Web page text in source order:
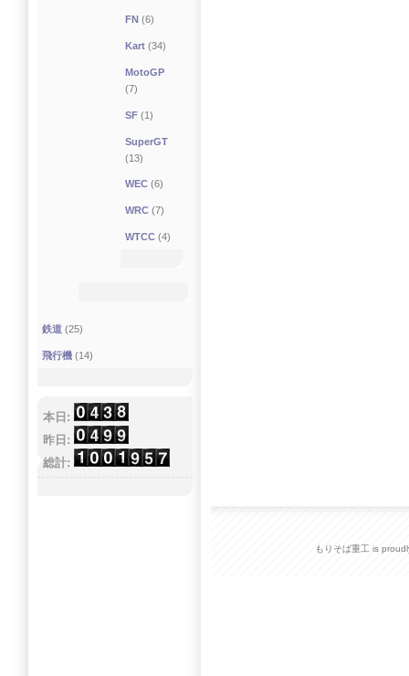
FN (6)
Kart (34)
MotoGP
(7)
SF (1)
SuperGT
(13)
WEC (6)
WRC (7)
WTCC (4)
鉄道 (25)
飛行機 (14)
本日:
昨日:
総計:
もりそば重工 is